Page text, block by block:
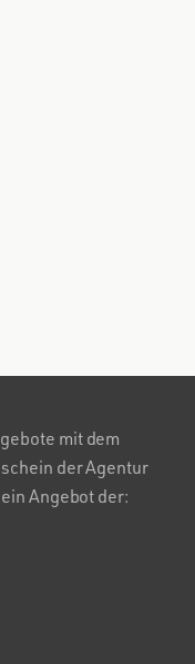
mit dem
der Agentur
Angebot der: